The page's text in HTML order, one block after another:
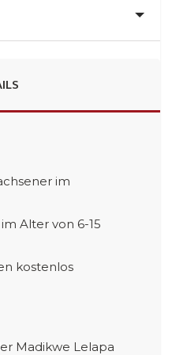
im
Alter von 6-15
kostenlos
Madikwe Lelapa